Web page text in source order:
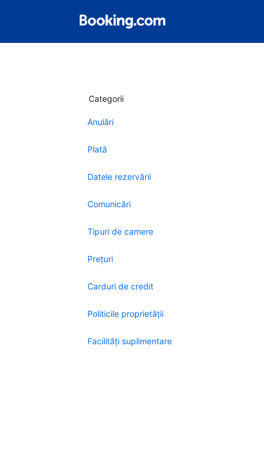
Categorii
Anulări
Plată
Datele rezervării
Comunicări
Tipuri de camere
Preţuri
Carduri de credit
Politicile proprietății
Facilităţi suplimentare